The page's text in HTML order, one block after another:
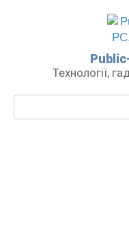
Технології,